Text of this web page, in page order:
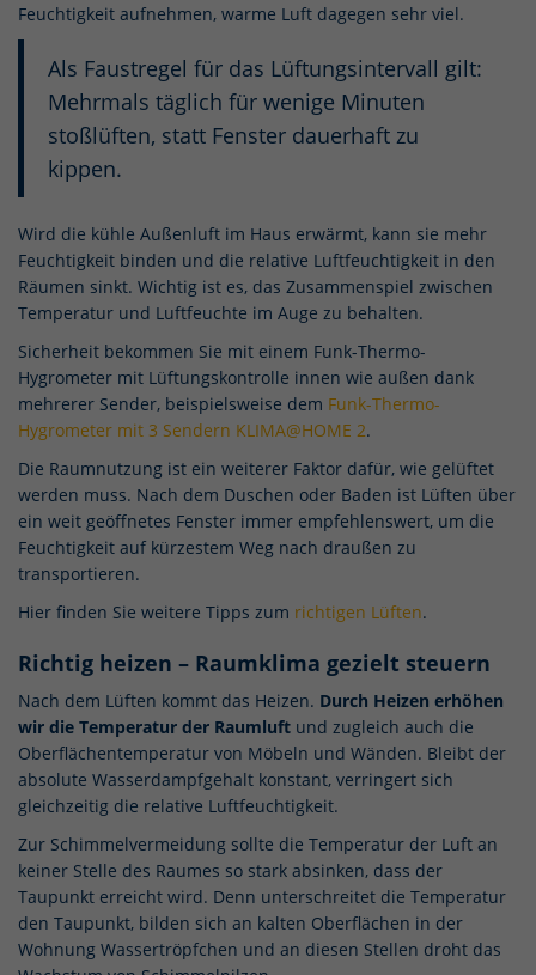
Feuchtigkeit aufnehmen, warme Luft dagegen sehr viel.
Als Faustregel für das Lüftungsintervall gilt:
Mehrmals täglich für wenige Minuten
stoßlüften, statt Fenster dauerhaft zu
kippen.
Wird die kühle Außenluft im Haus erwärmt, kann sie mehr
Feuchtigkeit binden und die relative Luftfeuchtigkeit in den
Räumen sinkt. Wichtig ist es, das Zusammenspiel zwischen
Temperatur und Luftfeuchte im Auge zu behalten.
Sicherheit bekommen Sie mit einem Funk-Thermo-
Hygrometer mit Lüftungskontrolle innen wie außen dank
mehrerer Sender, beispielsweise dem Funk-Thermo-
Hygrometer mit 3 Sendern KLIMA@HOME 2.
Die Raumnutzung ist ein weiterer Faktor dafür, wie gelüftet
werden muss. Nach dem Duschen oder Baden ist Lüften über
ein weit geöffnetes Fenster immer empfehlenswert, um die
Feuchtigkeit auf kürzestem Weg nach draußen zu
transportieren.
Hier finden Sie weitere Tipps zum richtigen Lüften.
Richtig heizen – Raumklima gezielt steuern
Nach dem Lüften kommt das Heizen. Durch Heizen erhöhen
wir die Temperatur der Raumluft und zugleich auch die
Oberflächentemperatur von Möbeln und Wänden. Bleibt der
absolute Wasserdampfgehalt konstant, verringert sich
gleichzeitig die relative Luftfeuchtigkeit.
Zur Schimmelvermeidung sollte die Temperatur der Luft an
keiner Stelle des Raumes so stark absinken, dass der
Taupunkt erreicht wird. Denn unterschreitet die Temperatur
den Taupunkt, bilden sich an kalten Oberflächen in der
Wohnung Wassertröpfchen und an diesen Stellen droht das